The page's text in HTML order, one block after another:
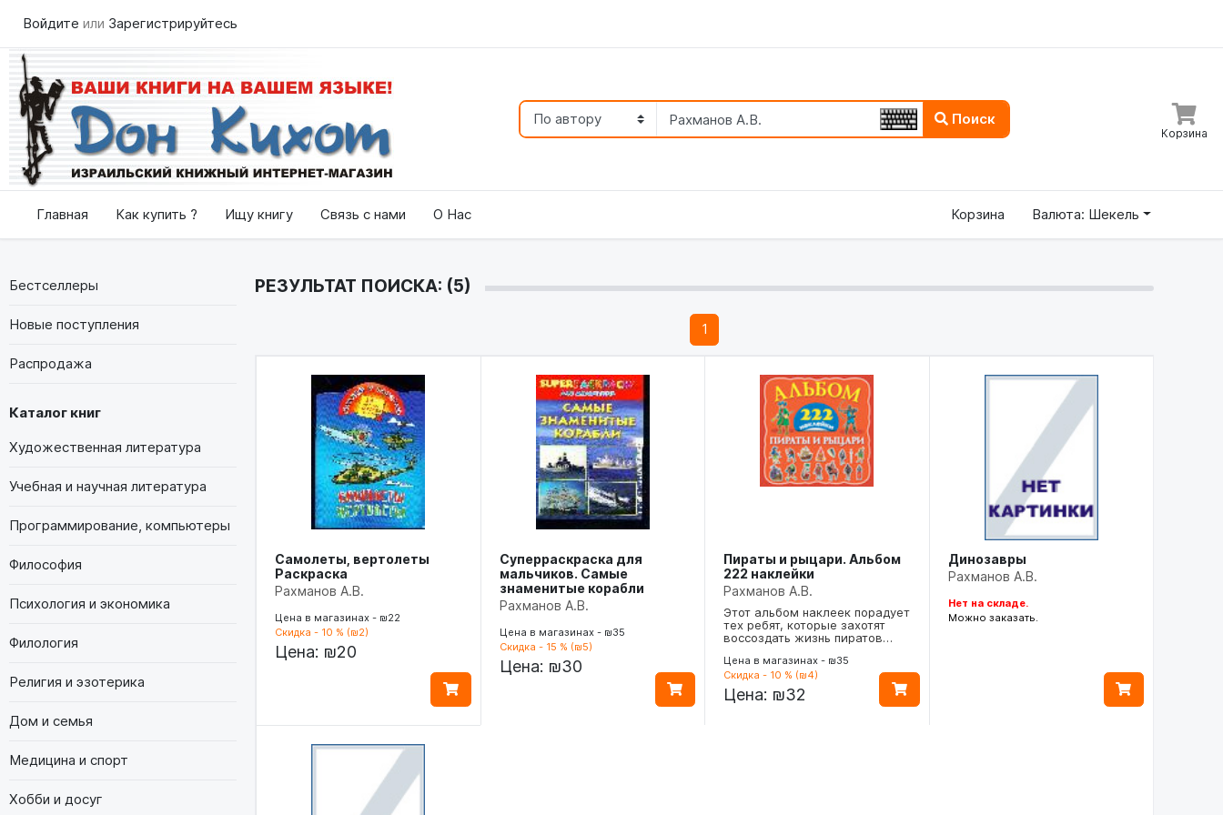
Войдите или Зарегистрируйтесь
Поиск
Корзина
Главная Как купить ? Ищу книгу Связь с нами О Нас Корзина Валюта: Шекель
Бестселлеры
Новые поступления
Распродажа
Каталог книг
Художественная литература
Учебная и научная литература
Программирование, компьютеры
Философия
Психология и экономика
Филология
Религия и эзотерика
Дом и семья
Медицина и спорт
Хобби и досуг
РЕЗУЛЬТАТ ПОИСКА: (5)
1
Самолеты, вертолеты
Раскраска
Рахманов А.В.
Цена в магазинах - ₪22
Скидка - 10 % (₪2)
Цена: ₪20
Суперраскраска для
мальчиков. Самые
знаменитые корабли
Рахманов А.В.
Цена в магазинах - ₪35
Скидка - 15 % (₪5)
Цена: ₪30
Пираты и рыцари. Альбом
222 наклейки
Рахманов А.В.
Этот альбом наклеек порадует
тех ребят, которые захотят
воссоздать жизнь пиратов…
Цена в магазинах - ₪35
Скидка - 10 % (₪4)
Цена: ₪32
Динозавры
Рахманов А.В.
Нет на складе.
Можно заказать.